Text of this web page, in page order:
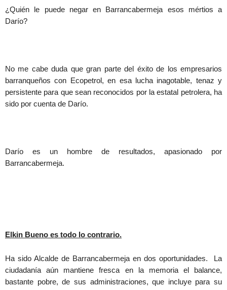
¿Quién le puede negar en Barrancabermeja esos mértios a
Darío?
No me cabe duda que gran parte del éxito de los empresarios
barranqueños con Ecopetrol, en esa lucha inagotable, tenaz y
persistente para que sean reconocidos por la estatal petrolera, ha
sido por cuenta de Darío.
Darío es un hombre de resultados, apasionado por
Barrancabermeja.
Elkin Bueno es todo lo contrario.
Ha sido Alcalde de Barrancabermeja en dos oportunidades. La
ciudadanía aún mantiene fresca en la memoria el balance,
bastante pobre, de sus administraciones, que incluye para su